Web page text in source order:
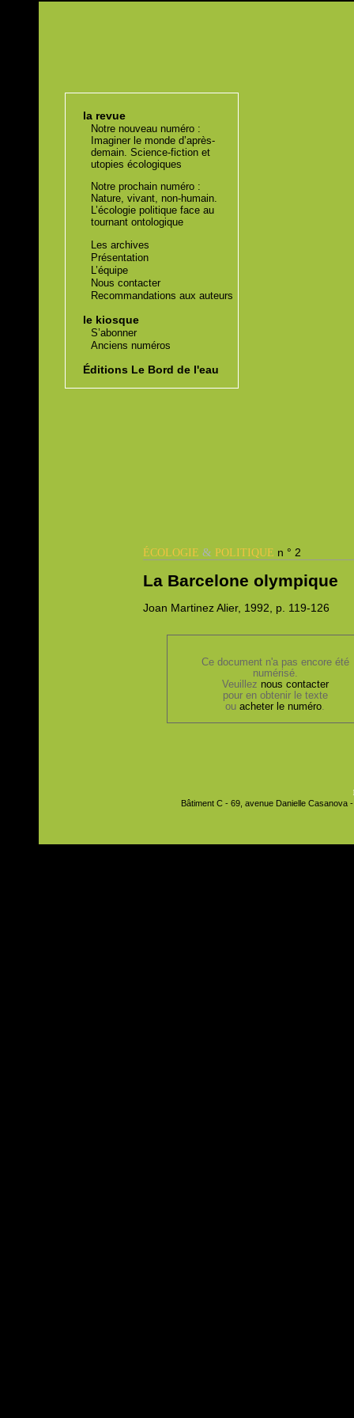
la revue
Notre nouveau numéro :
Imaginer le monde d’après-
demain. Science-fiction et
utopies écologiques
Notre prochain numéro :
Nature, vivant, non-humain.
L’écologie politique face au
tournant ontologique
Les archives
Présentation
L’équipe
Nous contacter
Recommandations aux auteurs
le kiosque
S’abonner
Anciens numéros
Éditions Le Bord de l'eau
ÉCOLOGIE& POLITIQUE n ° 2
La Barcelone olympique
Joan Martinez Alier, 1992, p. 119-126
Ce document n'a pas encore été
numérisé.
Veuillez nous contacter
pour en obtenir le texte
ouacheter le numéro.
Bâtiment C - 69, avenue Danielle